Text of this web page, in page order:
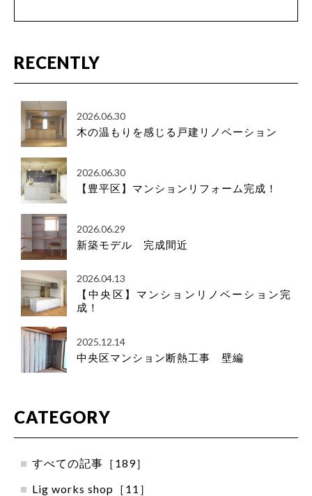
RECENTLY
2026.06.30
木の温もりを感じる戸建リノベーション
2026.06.30
【豊平区】マンションリフォーム完成！
2026.06.29
新築モデル 完成間近
2026.04.13
【中央区】マンションリノベーション完
成！
2025.12.14
中央区マンション断熱工事 壁編
CATEGORY
すべての記事［189］
Lig works shop［11］